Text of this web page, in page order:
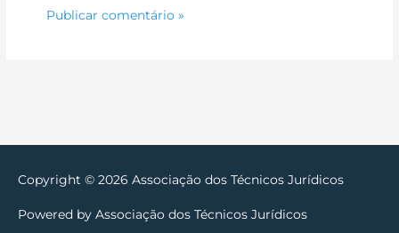
Copyright © 2026 Associação dos Técnicos Jurídicos
Powered by Associação dos Técnicos Jurídicos